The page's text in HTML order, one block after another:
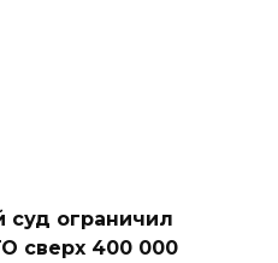
суд ограничил
сверх 400 000